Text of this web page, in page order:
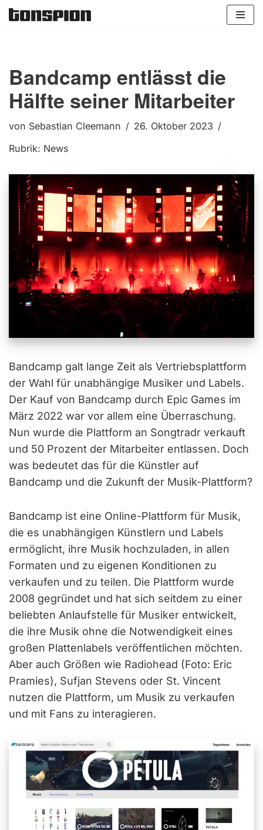
Bandcamp entlässt die
Hälfte seiner Mitarbeiter
von Sebastian Cleemann
26. Oktober 2023
Rubrik: News
Bandcamp galt lange Zeit als Vertriebsplattform
der Wahl für unabhängige Musiker und Labels.
Der Kauf von Bandcamp durch Epic Games im
März 2022 war vor allem eine Überraschung.
Nun wurde die Plattform an Songtradr verkauft
und 50 Prozent der Mitarbeiter entlassen. Doch
was bedeutet das für die Künstler auf
Bandcamp und die Zukunft der Musik-Plattform?
Bandcamp ist eine Online-Plattform für Musik,
die es unabhängigen Künstlern und Labels
ermöglicht, ihre Musik hochzuladen, in allen
Formaten und zu eigenen Konditionen zu
verkaufen und zu teilen. Die Plattform wurde
2008 gegründet und hat sich seitdem zu einer
beliebten Anlaufstelle für Musiker entwickelt,
die ihre Musik ohne die Notwendigkeit eines
großen Plattenlabels veröffentlichen möchten.
Aber auch Größen wie Radiohead (Foto: Eric
Pramies), Sufjan Stevens oder St. Vincent
nutzen die Plattform, um Musik zu verkaufen
und mit Fans zu interagieren.